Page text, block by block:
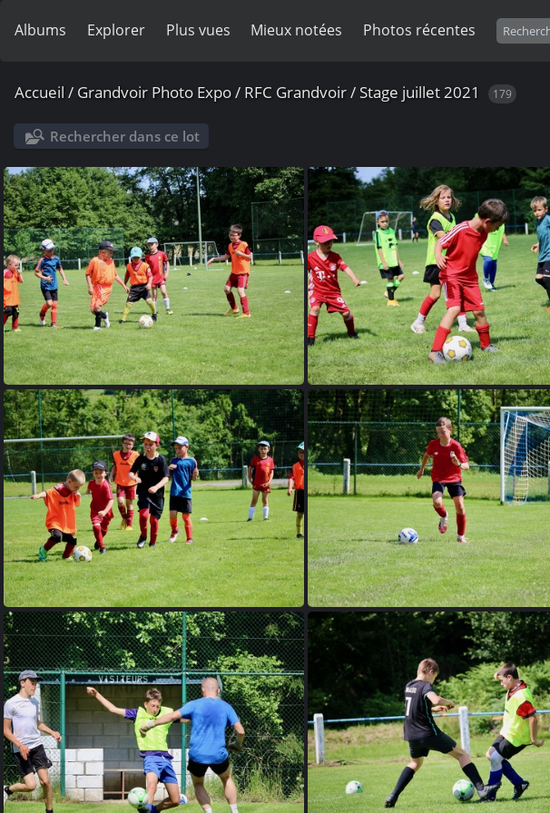
Albums Explorer Plus vues Mieux notées Photos récentes
Accueil / Grandvoir Photo Expo/ RFC Grandvoir/Stage juillet 2021 179
Rechercher dans ce lot
2021 Stage D1 1 2021 Stage D1 2
2021 Stage D1 5 2021 Stage D1 6